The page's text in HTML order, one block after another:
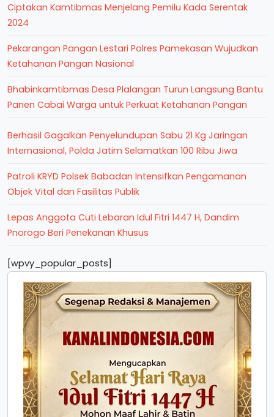
Ciptakan Kamtibmas Menjelang Pemilu Kada Serentak
2024
Pekarangan Pangan Lestari Polres Pamekasan Wujudkan
Ketahanan Pangan Nasional
Bhabinkamtibmas Desa Plalangan Turun Langsung Bantu
Panen Cabai Warga untuk Perkuat Ketahanan Pangan
Berhasil Gagalkan Penyelundupan Sabu 21 Kg Jaringan
Internasional, Polda Jatim Selamatkan 100 Ribu Jiwa
Patroli KRYD Polsek Babadan Intensifkan Pengamanan
Objek Vital dan Fasilitas Publik
Lepas Anggota Cuti Lebaran Idul Fitri 1447 H, Dandim
Pnorogo Beri Penekanan Khusus
[wpvy_popular_posts]